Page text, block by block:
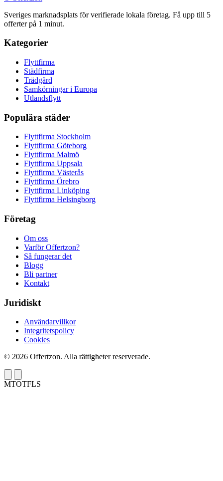
Sveriges marknadsplats för verifierade lokala företag. Få upp till 5
offerter på 1 minut.
Kategorier
Flyttfirma
Städfirma
Trädgård
Samkörningar i Europa
Utlandsflytt
Populära städer
Flyttfirma Stockholm
Flyttfirma Göteborg
Flyttfirma Malmö
Flyttfirma Uppsala
Flyttfirma Västerås
Flyttfirma Örebro
Flyttfirma Linköping
Flyttfirma Helsingborg
Företag
Om oss
Varför Offertzon?
Så fungerar det
Blogg
Bli partner
Kontakt
Juridiskt
Användarvillkor
Integritetspolicy
Cookies
© 2026 Offertzon. Alla rättigheter reserverade.
MTOTFLS